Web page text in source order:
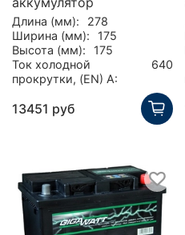
Длина (мм):
278
Ширина (мм):
175
Высота (мм):
175
Ток холодной
прокрутки, (EN) А:
640
13451 руб